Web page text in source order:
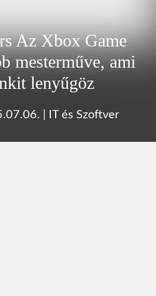
Az Xbox Game
mesterműve, ami
lenyűgöz
IT és Szoftver